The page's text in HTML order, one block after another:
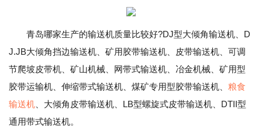
青岛哪家生产的输送机质量比较好?DJ型大倾角输送机、D
J.JB大倾角挡边输送机、矿用胶带输送机、皮带输送机、可调
节爬坡皮带机、矿山机械、网带式输送机、冶金机械、矿用型
胶带运输机、伸缩带式输送机、煤矿专用型胶带输送机、 粮食
输送机 、大倾角皮带输送机、LB型螺旋式皮带输送机、DTII型
通用带式输送机。